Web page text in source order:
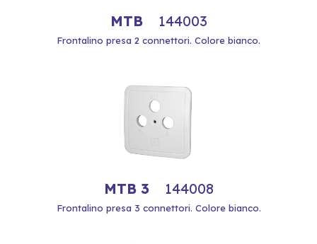
MTB 144003
Frontalino presa 2 connettori. Colore bianco.
MTB 3 144008
Frontalino presa 3 connettori. Colore bianco.